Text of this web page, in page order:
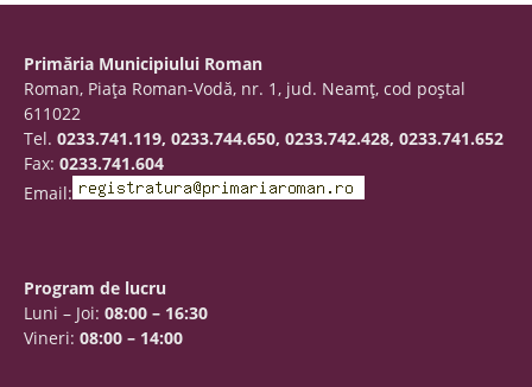
Primăria Municipiului Roman
Roman, Piaţa Roman-Vodă, nr. 1, jud. Neamţ, cod poştal
611022
Tel. 0233.741.119, 0233.744.650, 0233.742.428, 0233.741.652
Fax: 0233.741.604
Email:
Program de lucru
Luni – Joi: 08:00 – 16:30
Vineri: 08:00 – 14:00